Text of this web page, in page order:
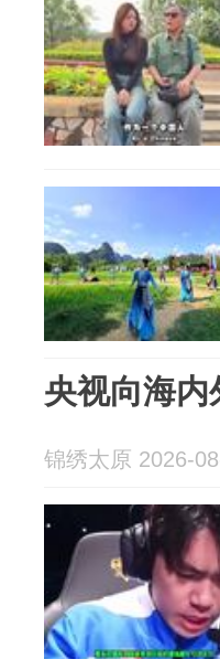
央视向海
锦绣太原 2026-